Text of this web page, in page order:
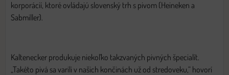
korporácií, ktoré ovládajú slovenský trh s pivom (Heineken a
Sabmiller).
Kaltenecker produkuje niekoľko takzvaných pivných špecialít.
„Takéto pivá sa varili v našich končinách už od stredoveku,“ hovorí